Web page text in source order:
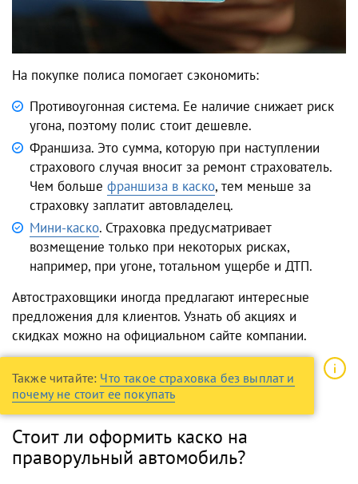
На покупке полиса помогает сэкономить:
Противоугонная система. Ее наличие снижает риск
угона, поэтому полис стоит дешевле.
Франшиза. Это сумма, которую при наступлении
страхового случая вносит за ремонт страхователь.
Чем больше франшиза в каско, тем меньше за
страховку заплатит автовладелец.
Мини-каско. Страховка предусматривает
возмещение только при некоторых рисках,
например, при угоне, тотальном ущербе и ДТП.
Автостраховщики иногда предлагают интересные
предложения для клиентов. Узнать об акциях и
скидках можно на официальном сайте компании.
Также читайте: Что такое страховка без выплат и
почему не стоит ее покупать
Стоит ли оформить каско на
праворульный автомобиль?